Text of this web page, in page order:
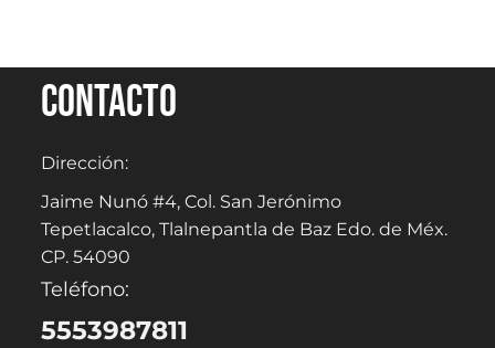
Contacto
Dirección:
Jaime Nunó #4, Col. San Jerónimo
Tepetlacalco, Tlalnepantla de Baz Edo. de Méx.
CP. 54090
Teléfono:
5553987811